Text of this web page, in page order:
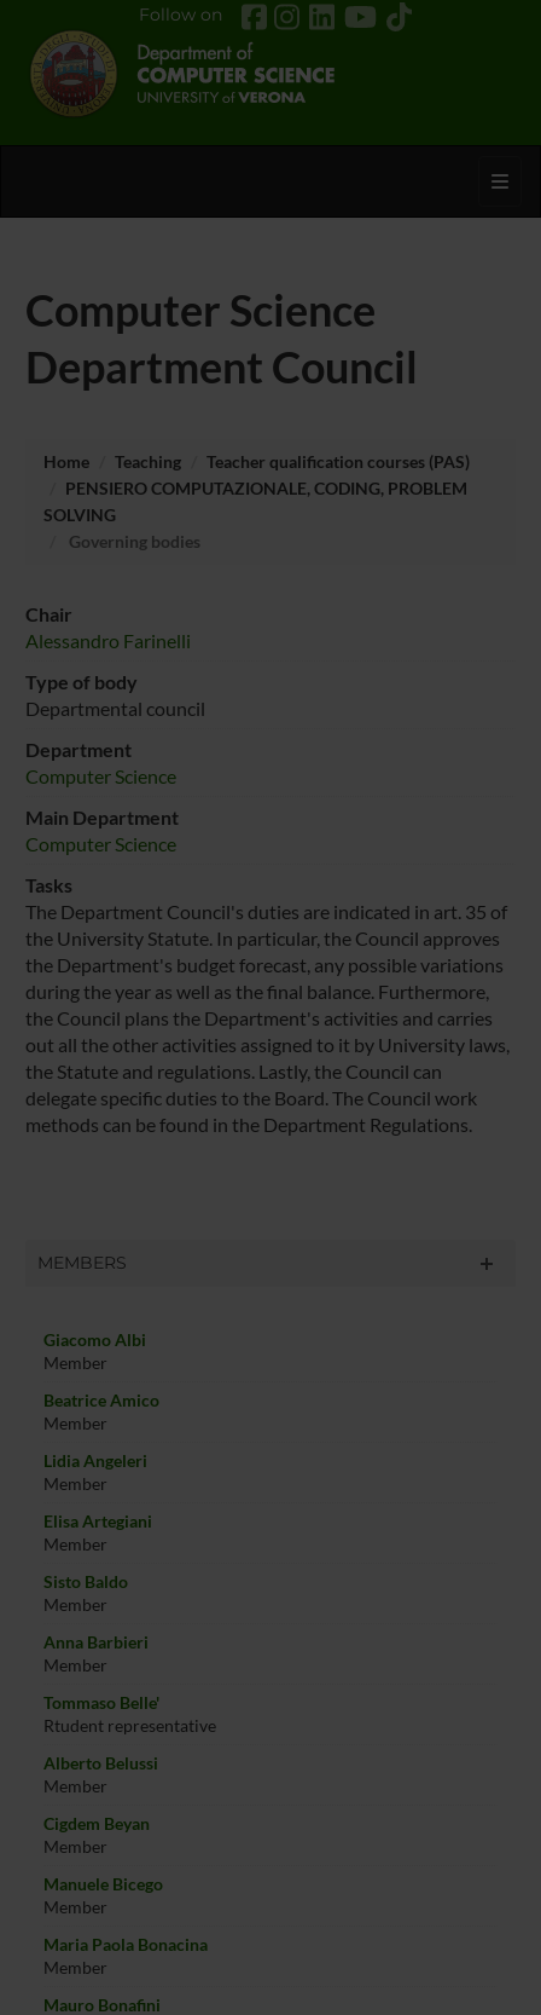
Follow on
Computer Science
Department Council
Home Teaching
Teacher qualification courses (PAS)
PENSIERO COMPUTAZIONALE, CODING, PROBLEM
SOLVING
Governing bodies
Chair
Alessandro Farinelli
Type of body
Departmental council
Department
Computer Science
Main Department
Computer Science
Tasks
The Department Council's duties are indicated in art. 35 of
the University Statute. In particular, the Council approves
the Department's budget forecast, any possible variations
during the year as well as the final balance. Furthermore,
the Council plans the Department's activities and carries
out all the other activities assigned to it by University laws,
the Statute and regulations. Lastly, the Council can
delegate specific duties to the Board. The Council work
methods can be found in the Department Regulations.
MEMBERS
Giacomo Albi
Member
Beatrice Amico
Member
Lidia Angeleri
Member
Elisa Artegiani
Member
Sisto Baldo
Member
Anna Barbieri
Member
Tommaso Belle'
Rtudent representative
Alberto Belussi
Member
Cigdem Beyan
Member
Manuele Bicego
Member
Maria Paola Bonacina
Member
Mauro Bonafini